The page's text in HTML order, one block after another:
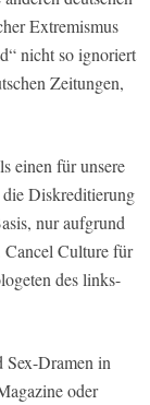
Extremismus
nicht so ignoriert
Zeitungen,
einen für unsere
die Diskreditierung
nur aufgrund
Cancel Culture für
des links-
Dramen in
oder